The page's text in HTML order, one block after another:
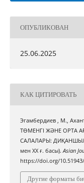
ОПУБЛИКОВАН
25.06.2025
КАК ЦИТИРОВАТЬ
Эгамбердиев , М.,
ТӨМЕНГІ ЖӘНЕ ОРТА
САЛАЛАРЫ:
мен ХХ ғ. басы).Asian
https://doi.org/10.51943/
Другие форматы